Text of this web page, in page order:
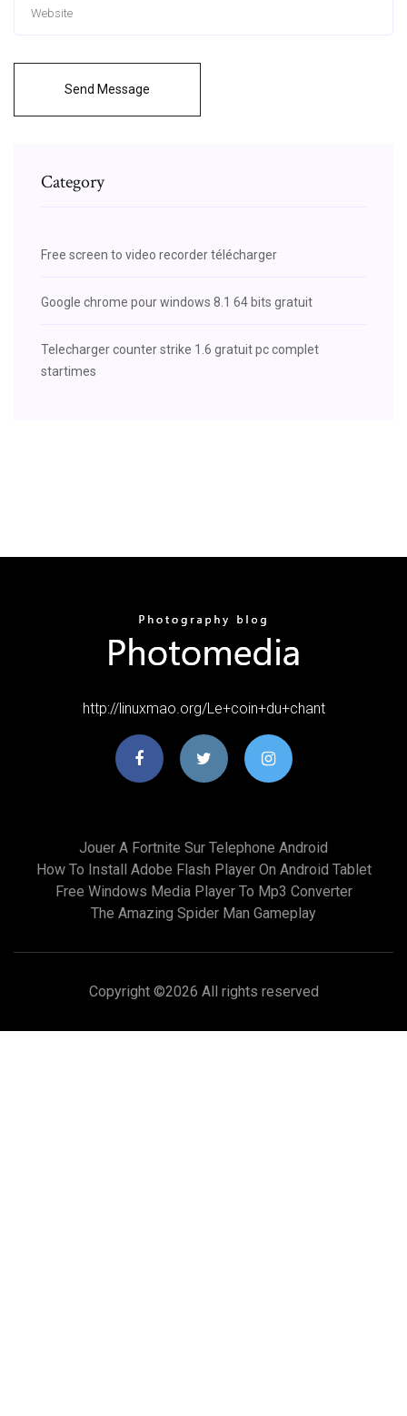
Send Message
Category
Free screen to video recorder télécharger
Google chrome pour windows 8.1 64 bits gratuit
Telecharger counter strike 1.6 gratuit pc complet
startimes
http://linuxmao.org/Le+coin+du+chant
Jouer A Fortnite Sur Telephone Android
How To Install Adobe Flash Player On Android Tablet
Free Windows Media Player To Mp3 Converter
The Amazing Spider Man Gameplay
Copyright ©2026 All rights reserved